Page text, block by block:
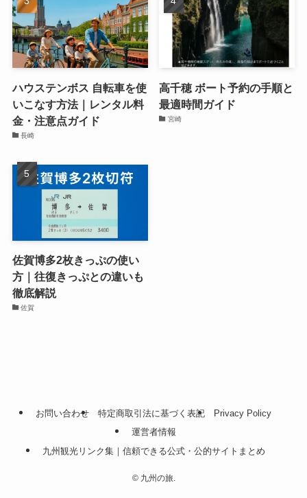
ハウステンボス 自転車を使
いこなす方法｜レンタル料
金・注意点ガイド
長崎
高千穂 ボート予約の手順と
最適時間ガイド
宮崎
佐賀博多2枚きっぷの使い
方｜往復きっぷとの違いも
徹底解説
佐賀
お問い合わせ 特定商取引法に基づく表記
Privacy Policy
運営者情報
九州観光リンク集｜信頼できる公式・公的サイトまとめ
©九州の旅.